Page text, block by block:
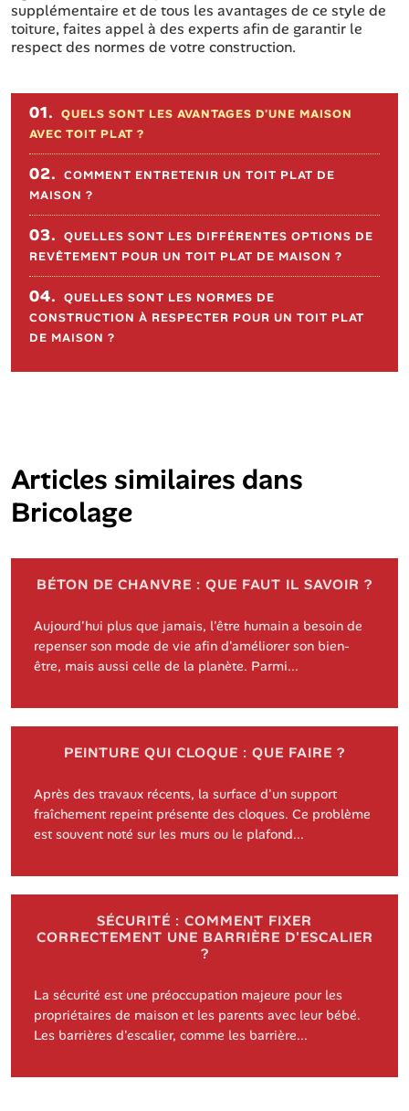
supplémentaire et de tous les avantages de ce style de
toiture, faites appel à des experts afin de garantir le
respect des normes de votre construction.
Sommaire de l'article
01. QUELS SONT LES AVANTAGES D'UNE MAISON
AVEC TOIT PLAT ?
02. COMMENT ENTRETENIR UN TOIT PLAT DE
MAISON ?
03. QUELLES SONT LES DIFFÉRENTES OPTIONS DE
REVÊTEMENT POUR UN TOIT PLAT DE MAISON ?
04. QUELLES SONT LES NORMES DE
CONSTRUCTION À RESPECTER POUR UN TOIT PLAT
DE MAISON ?
Articles similaires dans
Bricolage
BÉTON DE CHANVRE : QUE FAUT IL SAVOIR ?
Aujourd'hui plus que jamais, l'être humain a besoin de
repenser son mode de vie afin d'améliorer son bien-
être, mais aussi celle de la planète. Parmi...
PEINTURE QUI CLOQUE : QUE FAIRE ?
Après des travaux récents, la surface d'un support
fraîchement repeint présente des cloques. Ce problème
est souvent noté sur les murs ou le plafond...
SÉCURITÉ : COMMENT FIXER
CORRECTEMENT UNE BARRIÈRE D'ESCALIER
?
La sécurité est une préoccupation majeure pour les
propriétaires de maison et les parents avec leur bébé.
Les barrières d'escalier, comme les barrière...